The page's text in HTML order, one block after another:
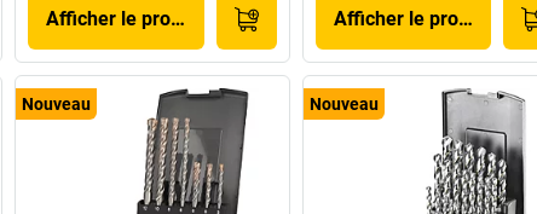
Afficher le produit Afficher le produit
Nouveau Nouveau